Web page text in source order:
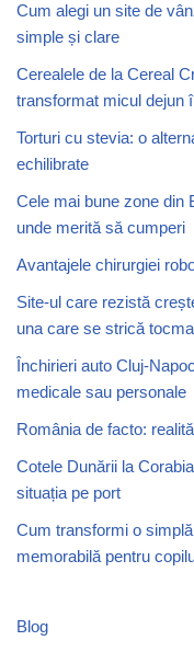
Cum alegi un site de
simple și clare
Cerealele de la Cereal
transformat micul dejun
Torturi cu stevia: o
echilibrate
Cele mai bune zone din
unde merită să cumperi
Avantajele chirurgiei
Site-ul care rezistă
una care se strică
Închirieri auto Cluj-
medicale sau personale
România de facto:
Cotele Dunării la
situația pe port
Cum transformi o
memorabilă pentru
Blog